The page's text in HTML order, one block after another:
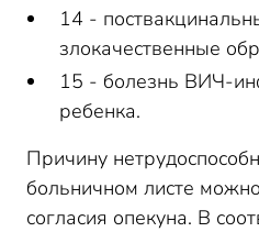
14 -
злокачественные
15 - болезнь ВИЧ-
ребенка.
Причину
больничном листе
согласия опекуна. В